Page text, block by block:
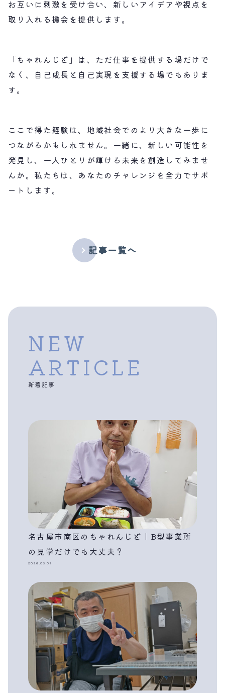
お互いに刺激を受け合い、新しいアイデアや視点を
取り入れる機会を提供します。
「ちゃれんじど」は、ただ仕事を提供する場だけで
なく、自己成長と自己実現を支援する場でもありま
す。
ここで得た経験は、地域社会でのより大きな一歩に
つながるかもしれません。一緒に、新しい可能性を
発見し、一人ひとりが輝ける未来を創造してみませ
んか。私たちは、あなたのチャレンジを全力でサポ
ートします。
記事一覧へ
NEW
ARTICLE
新着記事
名古屋市南区のちゃれんじど｜B型事業所
の見学だけでも大丈夫？
2026.08.07